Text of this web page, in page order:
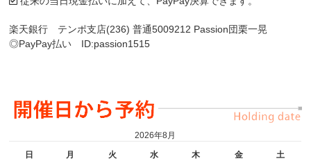
楽天銀行 テンポ支店(236) 普通5009212 Passion団栗一晃
◎PayPay払い ID:passion1515
2026年8月
日
月 火 水 木 金 土